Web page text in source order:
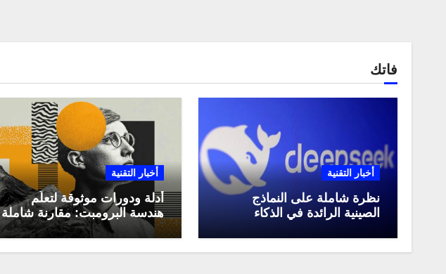
فاتك
أخبار التقنية
نظرة شاملة على النماذج
الصينية الرائدة في الذكاء
وكيف تستفيد منها في عام
2025
أخبار التقنية
أدلة ودورات موثوقة لتعلّم
هندسة البرومبت: مقارنة شاملة
لعام 2025